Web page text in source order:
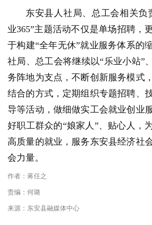
东安县人社局、总工会相关负
业365”主题活动不仅是单场招聘，
于构建“全年无休”就业服务体系的
社局、总工会将继续以“乐业小站”
务阵地为支点，不断创新服务模式
结合的方式，定期组织专题招聘、
导等活动，做细做实工会就业创业
好职工群众的“娘家人”、贴心人，
高质量的就业，服务东安县经济社
会力量。
作者：蒋任之
责编：何璐
来源：东安县融媒体中心